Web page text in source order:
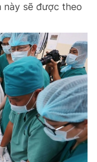
sẽ được theo